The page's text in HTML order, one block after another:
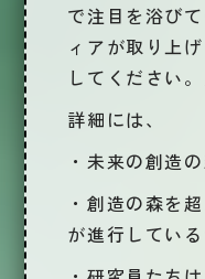
で注目を浴び
ィアが取り上
してください。
詳細には、
・未来の創造
・創造の森を
が進行している